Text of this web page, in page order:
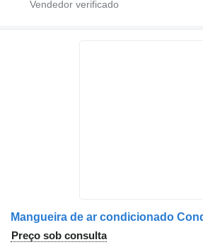
Preço sob consulta